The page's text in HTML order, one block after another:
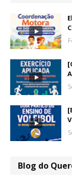
Blog do